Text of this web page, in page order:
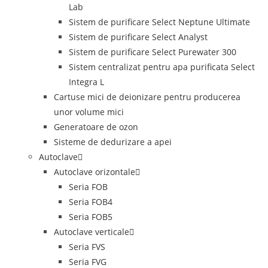
Lab
Sistem de purificare Select Neptune Ultimate
Sistem de purificare Select Analyst
Sistem de purificare Select Purewater 300
Sistem centralizat pentru apa purificata Select
Integra L
Cartuse mici de deionizare pentru producerea
unor volume mici
Generatoare de ozon
Sisteme de dedurizare a apei
Autoclave
Autoclave orizontale
Seria FOB
Seria FOB4
Seria FOB5
Autoclave verticale
Seria FVS
Seria FVG